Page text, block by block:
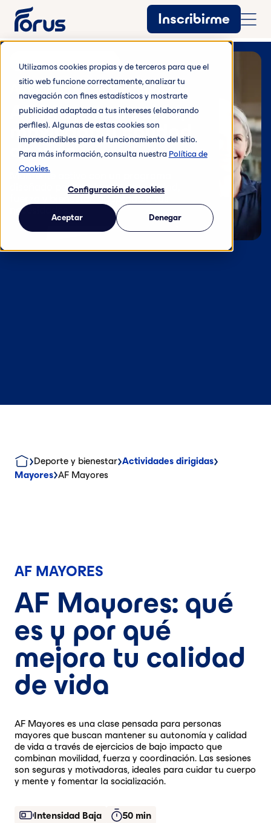
Utilizamos cookies propias y de terceros para que el
sitio web funcione correctamente, analizar tu
navegación con fines estadísticos y mostrarte
publicidad adaptada a tus intereses (elaborando
perfiles). Algunas de estas cookies son
imprescindibles para el funcionamiento del sitio.
Para más información, consulta nuestra Política de
Cookies.
Configuración de cookies
Aceptar Denegar
Inscribirme
Actividades de tonificación
AF Mayores: salud,
movilidad y calidad
de vida
Mantente activo con un programa
diseñado para mejorar tu movilidad,
necesidades.
Deporte y bienestar Actividades dirigidas
Mayores AF Mayores
AF MAYORES
AF Mayores: qué
es y por qué
mejora tu calidad
de vida
AF Mayores es una clase pensada para personas
mayores que buscan mantener su autonomía y calidad
de vida a través de ejercicios de bajo impacto que
combinan movilidad, fuerza y coordinación. Las sesiones
son seguras y motivadoras, ideales para cuidar tu cuerpo
y mente y fomentar la socialización.
Intensidad Baja 50 min